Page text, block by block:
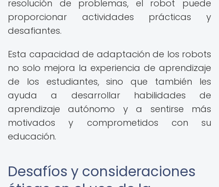
resolución de problemas, el robot puede
proporcionar actividades prácticas y
desafiantes.
Esta capacidad de adaptación de los robots
no solo mejora la experiencia de aprendizaje
de los estudiantes, sino que también les
ayuda a desarrollar habilidades de
aprendizaje autónomo y a sentirse más
motivados y comprometidos con su
educación.
Desafíos y consideraciones